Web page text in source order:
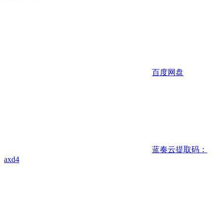
百度网盘
蓝奏云提取码：
axd4